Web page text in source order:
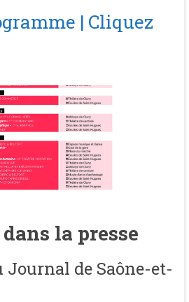
| Cliquez
la presse
Journal de Saône-et-